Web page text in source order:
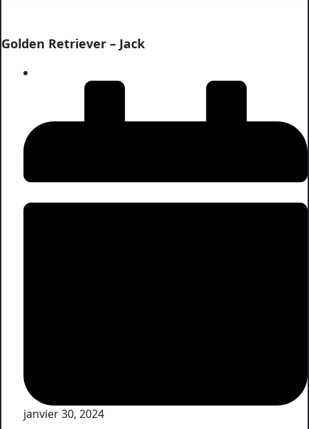
Golden Retriever – Jack
janvier 30, 2024